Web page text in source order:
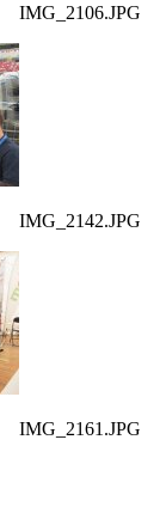
IMG_2106.JPG
IMG_2142.JPG
IMG_2161.JPG